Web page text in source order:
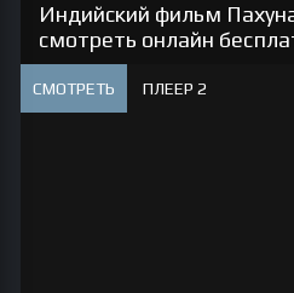
Индийский фильм
смотреть онлайн
СМОТРЕТЬ ПЛЕЕР 2